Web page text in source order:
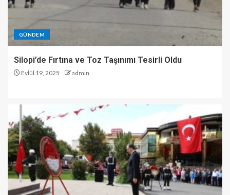
GÜNDEM
Silopi’de Fırtına ve Toz Taşınımı Tesirli Oldu
Eylül 19, 2025 admin